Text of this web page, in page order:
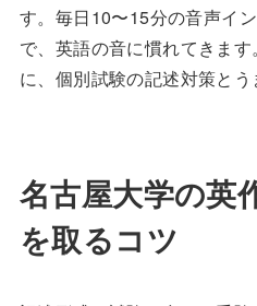
す。毎日10〜15分の音声イ
で、英語の音に慣れてきま
に、個別試験の記述対策とう
名古屋大学の英
を取るコツ